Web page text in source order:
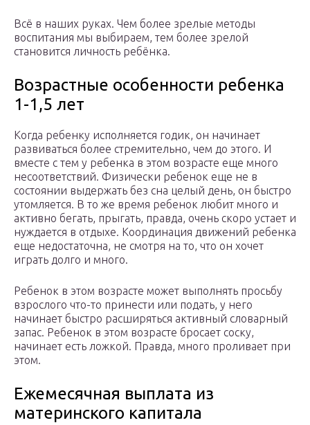
Всё в наших руках. Чем более зрелые методы
воспитания мы выбираем, тем более зрелой
становится личность ребёнка.
Возрастные особенности ребенка
1-1,5 лет
Когда ребенку исполняется годик, он начинает
развиваться более стремительно, чем до этого. И
вместе с тем у ребенка в этом возрасте еще много
несоответствий. Физически ребенок еще не в
состоянии выдержать без сна целый день, он быстро
утомляется. В то же время ребенок любит много и
активно бегать, прыгать, правда, очень скоро устает и
нуждается в отдыхе. Координация движений ребенка
еще недостаточна, не смотря на то, что он хочет
играть долго и много.
Ребенок в этом возрасте может выполнять просьбу
взрослого что-то принести или подать, у него
начинает быстро расширяться активный словарный
запас. Ребенок в этом возрасте бросает соску,
начинает есть ложкой. Правда, много проливает при
этом.
Ежемесячная выплата из
материнского капитала